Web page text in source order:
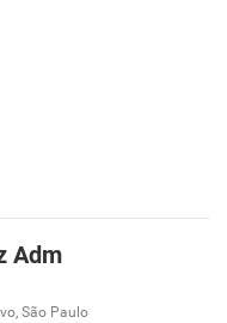
Adm
São Paulo